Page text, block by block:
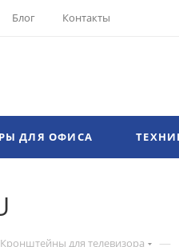
Блог Контакты
ДЛЯ ОФИСА
Кронштейны для телевизора —